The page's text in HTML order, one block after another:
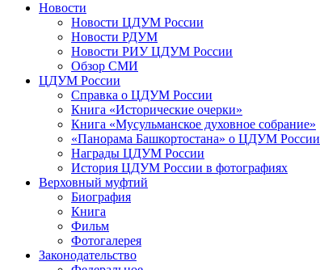
Новости
Новости ЦДУМ России
Новости РДУМ
Новости РИУ ЦДУМ России
Обзор СМИ
ЦДУМ России
Справка о ЦДУМ России
Книга «Исторические очерки»
Книга «Мусульманское духовное собрание»
«Панорама Башкортостана» о ЦДУМ России
Награды ЦДУМ России
История ЦДУМ России в фотографиях
Верховный муфтий
Биография
Книга
Фильм
Фотогалерея
Законодательство